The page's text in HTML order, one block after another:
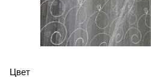
Цвет